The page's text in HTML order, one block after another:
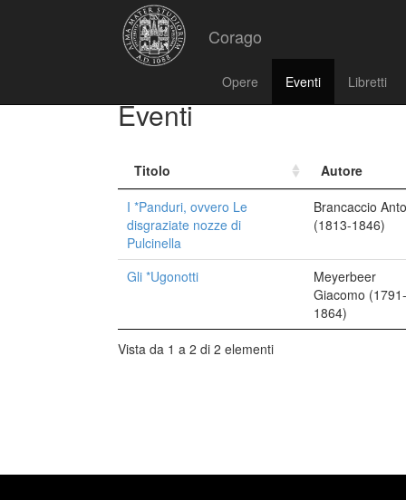
Corago
Opere Eventi Libretti
Eventi
Titolo
Autore
I *Panduri, ovvero Le
disgraziate nozze di
Pulcinella
Brancaccio
(1813-1846)
Gli *Ugonotti
Meyerbeer
Giacomo (1791-
1864)
Vista da 1 a 2 di 2 elementi